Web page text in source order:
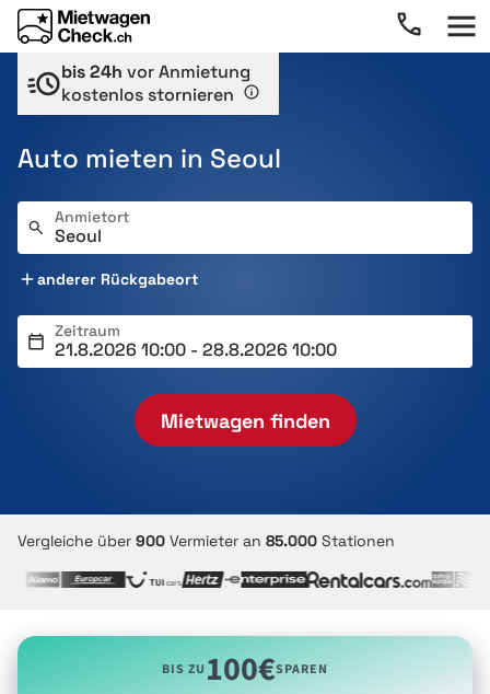
bis 24h vor Anmietung
kostenlos stornieren
Auto mieten in Seoul
Anmietort
anderer Rückgabeort
Zeitraum
Mietwagen finden
Vergleiche über 900 Vermieter an 85.000 Stationen
BIS ZU100€SPAREN